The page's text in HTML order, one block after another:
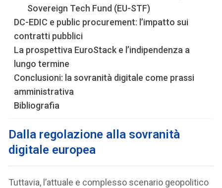
Sovereign Tech Fund (EU-STF)
DC-EDIC e public procurement: l’impatto sui
contratti pubblici
La prospettiva EuroStack e l’indipendenza a
lungo termine
Conclusioni: la sovranità digitale come prassi
amministrativa
Bibliografia
Dalla regolazione alla sovranità
digitale europea
Tuttavia, l’attuale e complesso scenario geopolitico